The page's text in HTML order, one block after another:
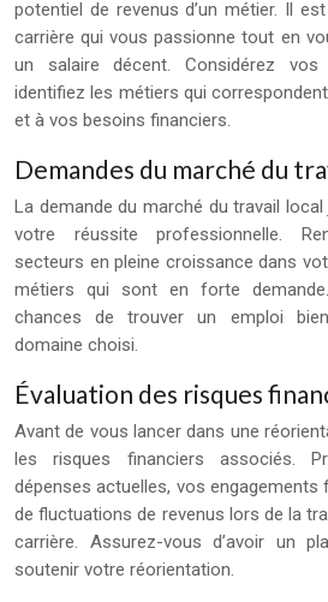
potentiel de revenus d’un métier. Il
carrière qui vous passionne tout en
un salaire décent. Considérez
identifiez les métiers qui
et à vos besoins financiers.
Demandes du marché du
La demande du marché du travail
votre réussite professionnelle.
secteurs en pleine croissance dans
métiers qui sont en forte
chances de trouver un emploi
domaine choisi.
Évaluation des risques
Avant de vous lancer dans une
les risques financiers associés.
dépenses actuelles, vos engagements
de fluctuations de revenus lors de la
carrière. Assurez-vous d’avoir un
soutenir votre réorientation.